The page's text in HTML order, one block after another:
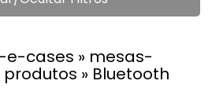
e-cases » mesas-
» Bluetooth